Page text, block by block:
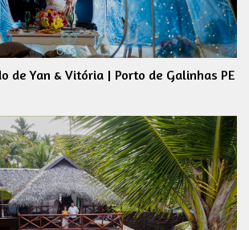
de Yan & Vitória | Porto de Galinhas PE